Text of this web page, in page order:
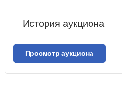
История аукциона
Просмотр аукциона